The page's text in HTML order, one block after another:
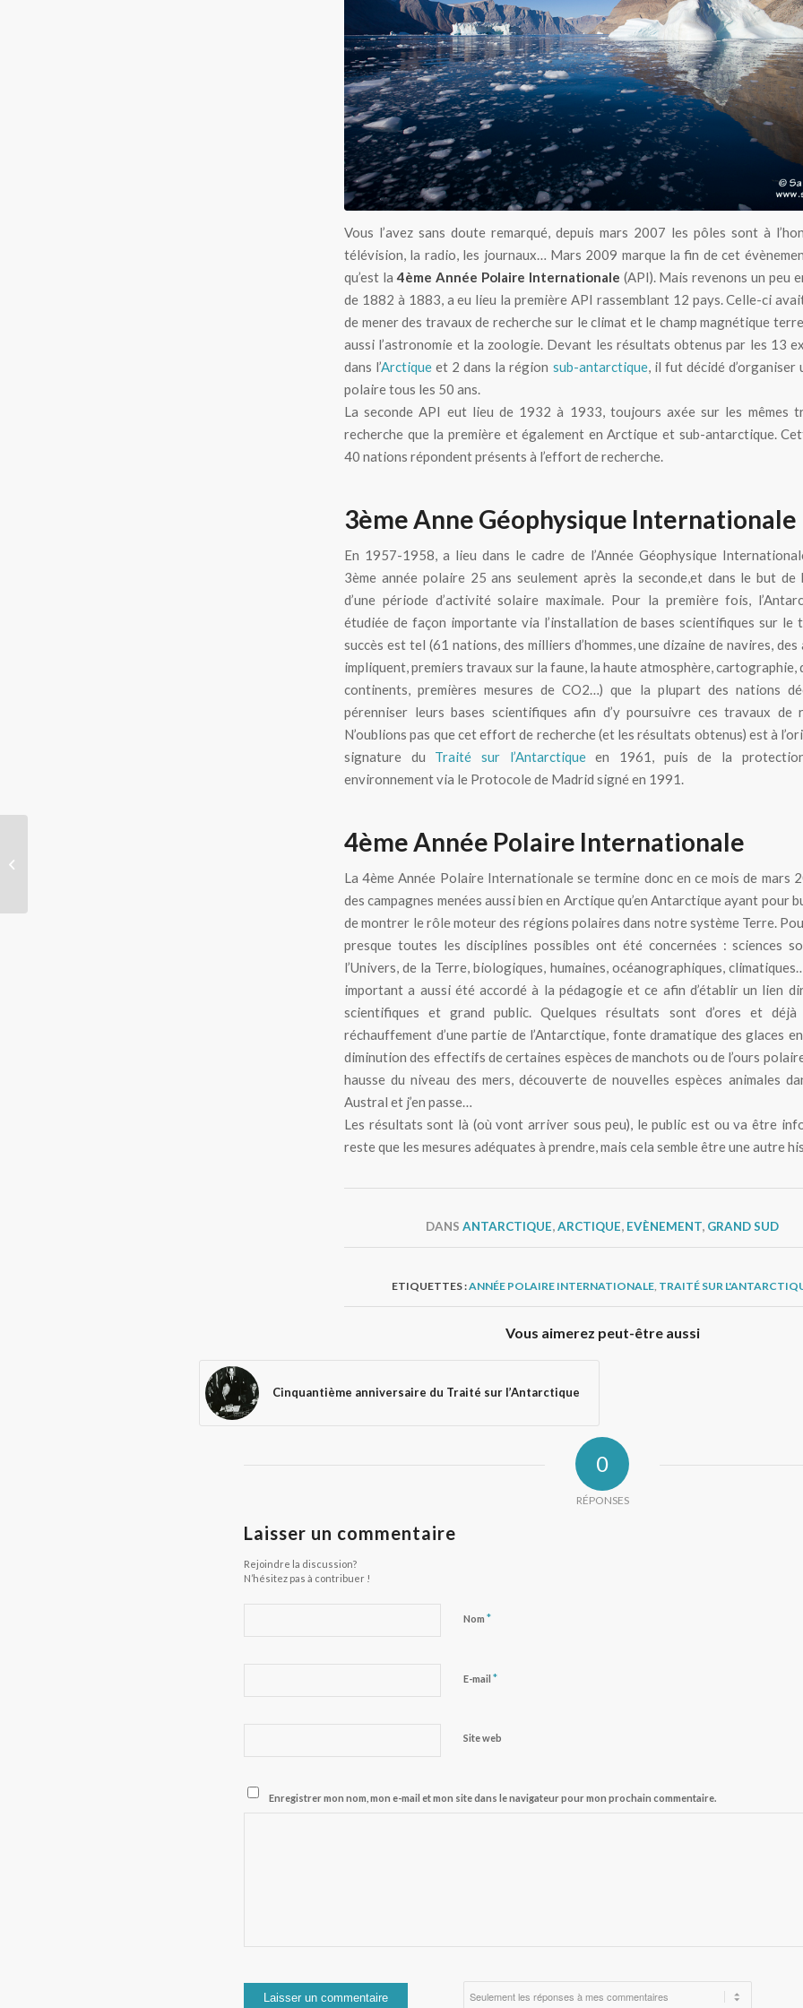
Fjord de l’Empereur François Joseph au Groenland
Vous l’avez sans doute remarqué, depuis mars 2007 les pôles sont à
télévision, la radio, les journaux… Mars 2009 marque la fin de cet
qu’est la4ème Année Polaire Internationale (API). Mais revenons un peu
de 1882 à 1883, a eu lieu la première API rassemblant 12 pays. Celle-ci
de mener des travaux de recherche sur le climat et le champ magnétique
aussi l’astronomie et la zoologie. Devant les résultats obtenus par les 13
dans l’Arctique et 2 dans la région sub-antarctique, il fut décidé d’organiser
polaire tous les 50 ans.
La seconde API eut lieu de 1932 à 1933, toujours axée sur les mêmes
recherche que la première et également en Arctique et sub-antarctique.
40 nations répondent présents à l’effort de recherche.
3ème Anne Géophysique Internationale
En 1957-1958, a lieu dans le cadre de l’Année Géophysique
3ème année polaire 25 ans seulement après la seconde,et dans le but de
d’une période d’activité solaire maximale. Pour la première fois,
étudiée de façon importante via l’installation de bases scientifiques sur le
succès est tel (61 nations, des milliers d’hommes, une dizaine de navires, des
impliquent, premiers travaux sur la faune, la haute atmosphère, cartographie,
continents, premières mesures de CO2…) que la plupart des nations
pérenniser leurs bases scientifiques afin d’y poursuivre ces travaux de
N’oublions pas que cet effort de recherche (et les résultats obtenus) est à
signature du Traité sur l’Antarctiqueen 1961, puis de la
environnement via le Protocole de Madrid signé en 1991.
4ème Année Polaire Internationale
La 4ème Année Polaire Internationale se termine donc en ce mois de mars
des campagnes menées aussi bien en Arctique qu’en Antarctique ayant pour
de montrer le rôle moteur des régions polaires dans notre système Terre.
presque toutes les disciplines possibles ont été concernées : sciences
l’Univers, de la Terre, biologiques, humaines, océanographiques,
important a aussi été accordé à la pédagogie et ce afin d’établir un lien
scientifiques et grand public. Quelques résultats sont d’ores et déjà
réchauffement d’une partie de l’Antarctique, fonte dramatique des glaces
diminution des effectifs de certaines espèces de manchots ou de l’ours
hausse du niveau des mers, découverte de nouvelles espèces animales
Austral et j’en passe…
Les résultats sont là (où vont arriver sous peu), le public est ou va être
reste que les mesures adéquates à prendre, mais cela semble être une autre
DANS ANTARCTIQUE,ARCTIQUE, EVÈNEMENT, GRAND SUD
ETIQUETTES :ANNÉE POLAIRE INTERNATIONALE TRAITÉ SUR
Vous aimerez peut-être aussi
Cinquantième anniversaire du Traité sur l’Antarctique
0
RÉPONSES
Laisser un commentaire
Rejoindre la discussion?
N’hésitez pas à contribuer !
Nom *
E-mail *
Site web
Enregistrer mon nom, mon e-mail et mon site dans le navigateur pour mon prochain commentaire.